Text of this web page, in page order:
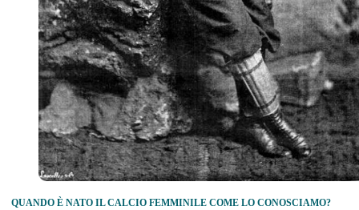
QUANDO È NATO IL CALCIO FEMMINILE COME LO CONOSCIAMO?